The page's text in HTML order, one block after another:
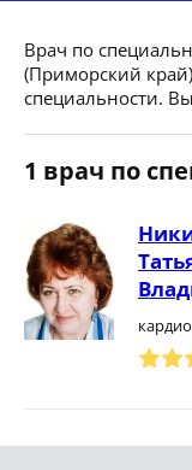
Врач по
(Приморский
специальности.
1 врач по